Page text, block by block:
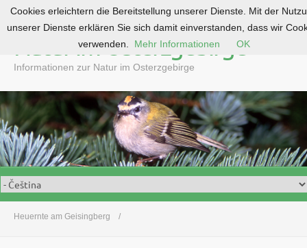
o
o
n
t
e
n
Natur im Osterzgebirge
Informationen zur Natur im Osterzgebirge
Heuernte am Geisingberg
Cookies erleichtern die Bereitstellung unserer Dienste. Mit der
unserer Dienste erklären Sie sich damit einverstanden, dass wir
verwenden.
Mehr Informationen OK